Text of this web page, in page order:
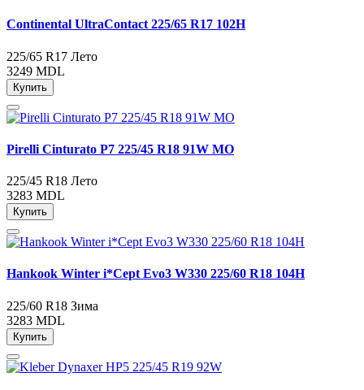
Continental UltraContact 225/65 R17 102H
225/65 R17 Лето
3249 MDL
Купить
Pirelli Cinturato P7 225/45 R18 91W MO
225/45 R18 Лето
3283 MDL
Купить
Hankook Winter i*Cept Evo3 W330 225/60 R18 104H
225/60 R18 Зима
3283 MDL
Купить